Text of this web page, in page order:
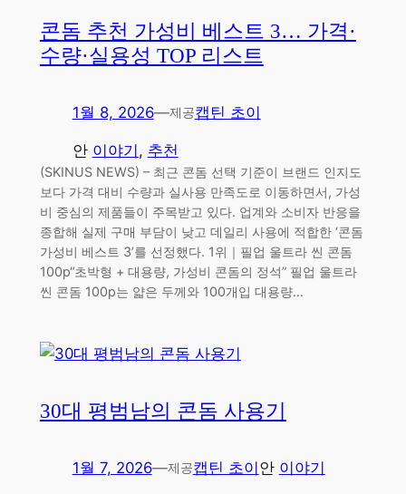
콘돔 추천 가성비 베스트 3… 가격·
수량·실용성 TOP 리스트
1월 8, 2026—제공캡틴 초이
안 이야기 , 추천
(SKINUS NEWS) – 최근 콘돔 선택 기준이 브랜드 인지도
보다 가격 대비 수량과 실사용 만족도로 이동하면서, 가성
비 중심의 제품들이 주목받고 있다. 업계와 소비자 반응을
종합해 실제 구매 부담이 낮고 데일리 사용에 적합한 ‘콘돔
가성비 베스트 3’를 선정했다. 1위｜필업 울트라 씬 콘돔
100p“초박형 + 대용량, 가성비 콘돔의 정석” 필업 울트라
씬 콘돔 100p는 얇은 두께와 100개입 대용량…
30대 평범남의 콘돔 사용기
1월 7, 2026—제공캡틴 초이안 이야기